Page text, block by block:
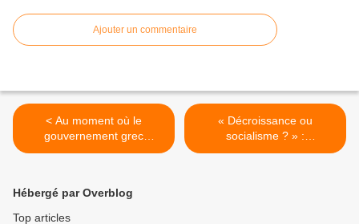
Ajouter un commentaire
< Au moment où le
gouvernement grec
collabore plus que jamais
pour la reconnaissance
d'un État palestinien
« Décroissance ou
socialisme ? » :
l'économiste marxiste italien
Hébergé par Overblog
Top articles